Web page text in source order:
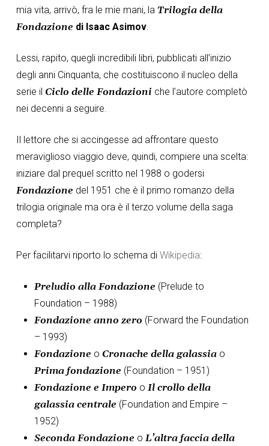
mia vita, arrivò, fra le mie mani, la Trilogia della
Fondazione di Isaac Asimov.
Lessi, rapito, quegli incredibili libri, pubblicati all’inizio
degli anni Cinquanta, che costituiscono il nucleo della
serie il Ciclo delle Fondazioni che l’autore completò
nei decenni a seguire.
Il lettore che si accingesse ad affrontare questo
meraviglioso viaggio deve, quindi, compiere una scelta:
iniziare dal prequel scritto nel 1988 o godersi
Fondazione del 1951 che è il primo romanzo della
trilogia originale ma ora è il terzo volume della saga
completa?
Per facilitarvi riporto lo schema di Wikipedia:
Preludio alla Fondazione (Prelude to
Foundation – 1988)
Fondazione anno zero (Forward the Foundation
– 1993)
Fondazione o Cronache della galassiao
Prima fondazione (Foundation – 1951)
Fondazione e Impero o Il crollo della
galassia centrale (Foundation and Empire –
1952)
Seconda Fondazione o L’altra faccia della